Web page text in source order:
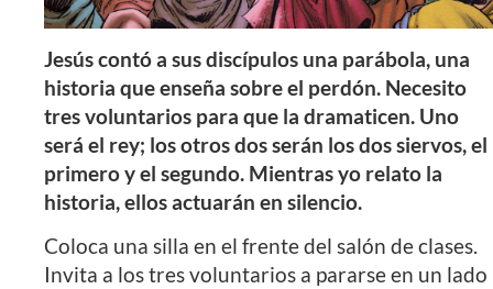
Jesús contó a sus discípulos una parábola, una
historia que enseña sobre el perdón. Necesito
tres voluntarios para que la dramaticen. Uno
será el rey; los otros dos serán los dos siervos, el
primero y el segundo. Mientras yo relato la
historia, ellos actuarán en silencio.
Coloca una silla en el frente del salón de clases.
Invita a los tres voluntarios a pararse en un lado